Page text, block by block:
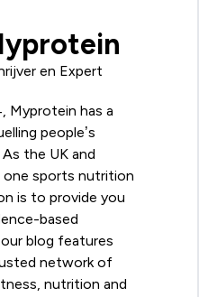
en Expert
Myprotein has a
people’s
the UK and
one sports nutrition
is to provide you
based
blog features
network of
nutrition and